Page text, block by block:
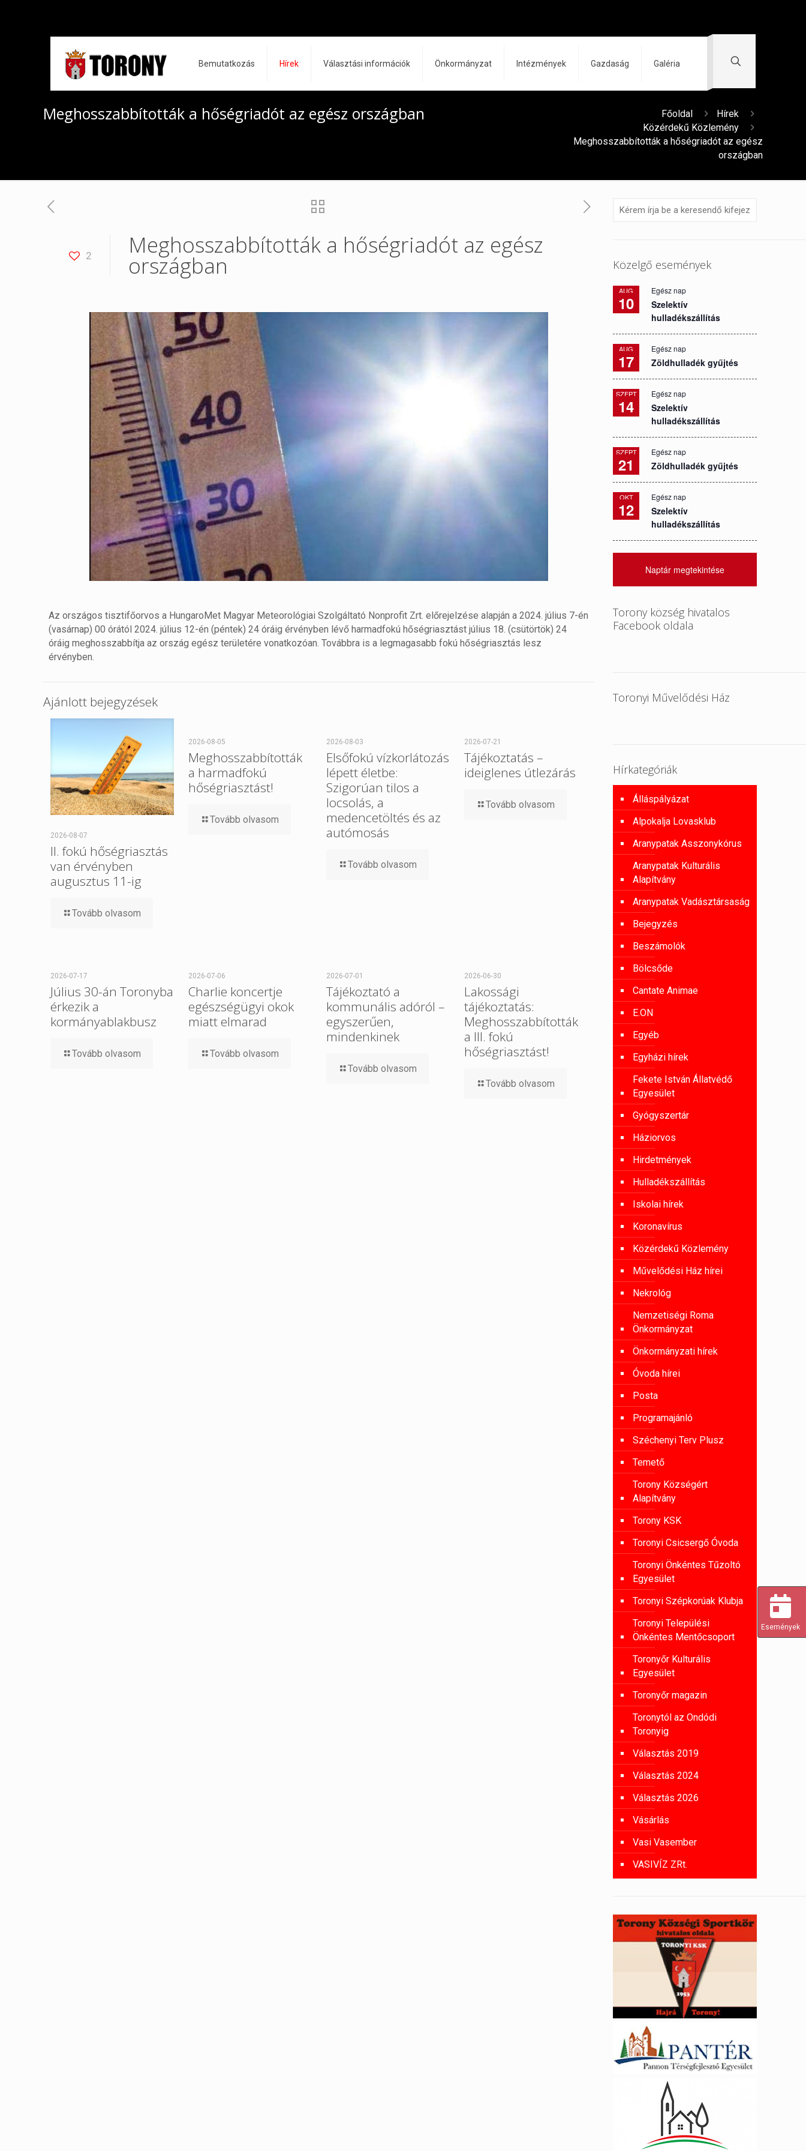
Bemutatkozás Hírek Választási információk Önkormányzat Intézmények Gazdaság Galéria
Meghosszabbították a hőségriadót az egész országban Főoldal
Hírek
Közérdekű Közlemény
Meghosszabbították a hőségriadót az egész
országban
2 Meghosszabbították a hőségriadót az egész
országban
Az országos tisztifőorvos a HungaroMet Magyar Meteorológiai Szolgáltató Nonprofit Zrt. előrejelzése alapján a 2024. július 7-én
(vasárnap) 00 órától 2024. július 12-én (péntek) 24 óráig érvényben lévő harmadfokú hőségriasztást július 18. (csütörtök) 24
óráig meghosszabbítja az ország egész területére vonatkozóan. Továbbra is a legmagasabb fokú hőségriasztás lesz
érvényben.
Ajánlott bejegyzések
2026-08-07
II. fokú hőségriasztás
van érvényben
augusztus 11-ig
Tovább olvasom
2026-08-05
Meghosszabbították
a harmadfokú
hőségriasztást!
Tovább olvasom
2026-08-03
Elsőfokú vízkorlátozás
lépett életbe:
Szigorúan tilos a
locsolás, a
medencetöltés és az
autómosás
Tovább olvasom
2026-07-21
Tájékoztatás –
ideiglenes útlezárás
Tovább olvasom
2026-07-17
Július 30-án Toronyba
érkezik a
kormányablakbusz
Tovább olvasom
2026-07-06
Charlie koncertje
egészségügyi okok
miatt elmarad
Tovább olvasom
2026-07-01
Tájékoztató a
kommunális adóról –
egyszerűen,
mindenkinek
Tovább olvasom
2026-06-30
Lakossági
tájékoztatás:
Meghosszabbították
a III. fokú
hőségriasztást!
Tovább olvasom
Közelgő események
AUG
10
Egész nap
Szelektív
hulladékszállítás
AUG
17
Egész nap
Zöldhulladék gyűjtés
SZEPT
14
Egész nap
Szelektív
hulladékszállítás
SZEPT
21
Egész nap
Zöldhulladék gyűjtés
OKT
12
Egész nap
Szelektív
hulladékszállítás
Naptár megtekintése
Torony község hivatalos
Facebook oldala
Toronyi Művelődési Ház
Hírkategóriák
Álláspályázat
Alpokalja Lovasklub
Aranypatak Asszonykórus
Aranypatak Kulturális
Alapítvány
Aranypatak Vadásztársaság
Bejegyzés
Beszámolók
Bölcsőde
Cantate Animae
E.ON
Egyéb
Egyházi hírek
Fekete István Állatvédő
Egyesület
Gyógyszertár
Háziorvos
Hirdetmények
Hulladékszállítás
Iskolai hírek
Koronavírus
Közérdekű Közlemény
Művelődési Ház hírei
Nekrológ
Nemzetiségi Roma
Önkormányzat
Önkormányzati hírek
Óvoda hírei
Posta
Programajánló
Széchenyi Terv Plusz
Temető
Torony Községért
Alapítvány
Torony KSK
Toronyi Csicsergő Óvoda
Toronyi Önkéntes Tűzoltó
Egyesület
Toronyi Szépkorúak Klubja
Toronyi Települési
Önkéntes Mentőcsoport
Toronyőr Kulturális
Egyesület
Toronyőr magazin
Toronytól az Ondódi
Toronyig
Választás 2019
Választás 2024
Választás 2026
Vásárlás
Vasi Vasember
VASIVÍZ ZRt.
Események